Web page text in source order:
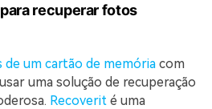
recuperar fotos
de um cartão de memória com
uma solução de recuperação
Recoverit é uma